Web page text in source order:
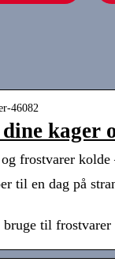
46082
kager
frostvarer
til en dag på
til